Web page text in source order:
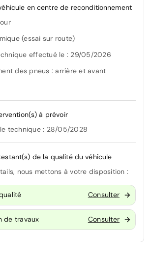
en centre de reconditionnement
(essai sur route)
effectué le : 29/05/2026
des pneus : arrière et avant
à prévoir
technique : 28/05/2028
de la qualité du véhicule
nous mettons à votre disposition :
Consulter
de travaux Consulter